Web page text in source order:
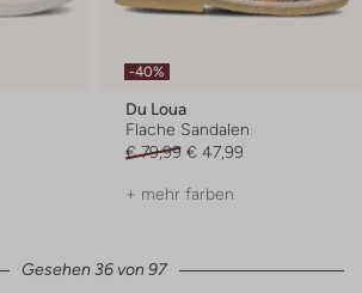
-40%
Du Loua
Flache Sandalen
€ 79,99 € 47,99
+ mehr farben
Gesehen 36 von 97